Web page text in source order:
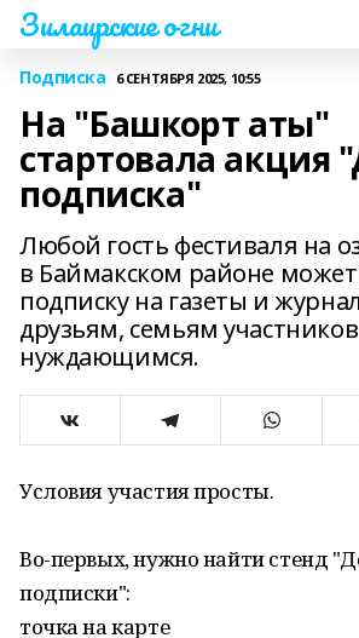
Зилаирские огни
Подписка 6 СЕНТЯБРЯ 2025, 10:55
На "Башкорт аты"
стартовала акция
подписка"
Любой гость фестиваля на
в Баймакском районе
подписку на газеты и
друзьям, семьям
нуждающимся.
Условия участия просты.
Во-первых, нужно найти стенд
подписки":
точка на карте